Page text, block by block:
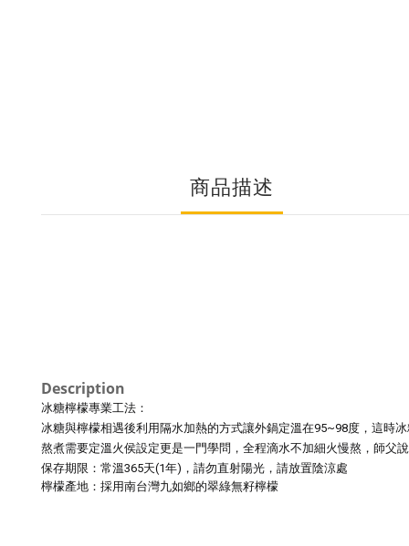
商品描述
Description
冰糖檸檬專業工法：
冰糖與檸檬相遇後利用隔水加熱的方式讓外鍋定溫在95~98度， 這時
熬煮需要定溫火侯設定更是一門學問，全程滴水不加細火慢熬， 師父
保存期限：常溫365天(1年)，請勿直射陽光，請放置陰涼處
檸檬產地： 採用南台灣九如鄉的翠綠無籽檸檬